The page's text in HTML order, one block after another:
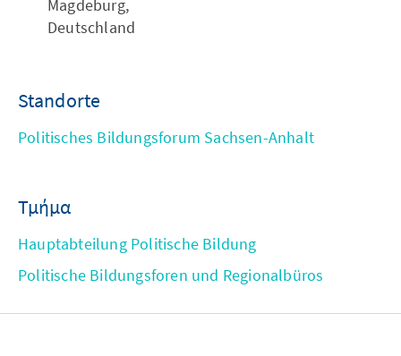
Magdeburg,
Deutschland
Standorte
Politisches Bildungsforum Sachsen-Anhalt
Τμήμα
Hauptabteilung Politische Bildung
Politische Bildungsforen und Regionalbüros